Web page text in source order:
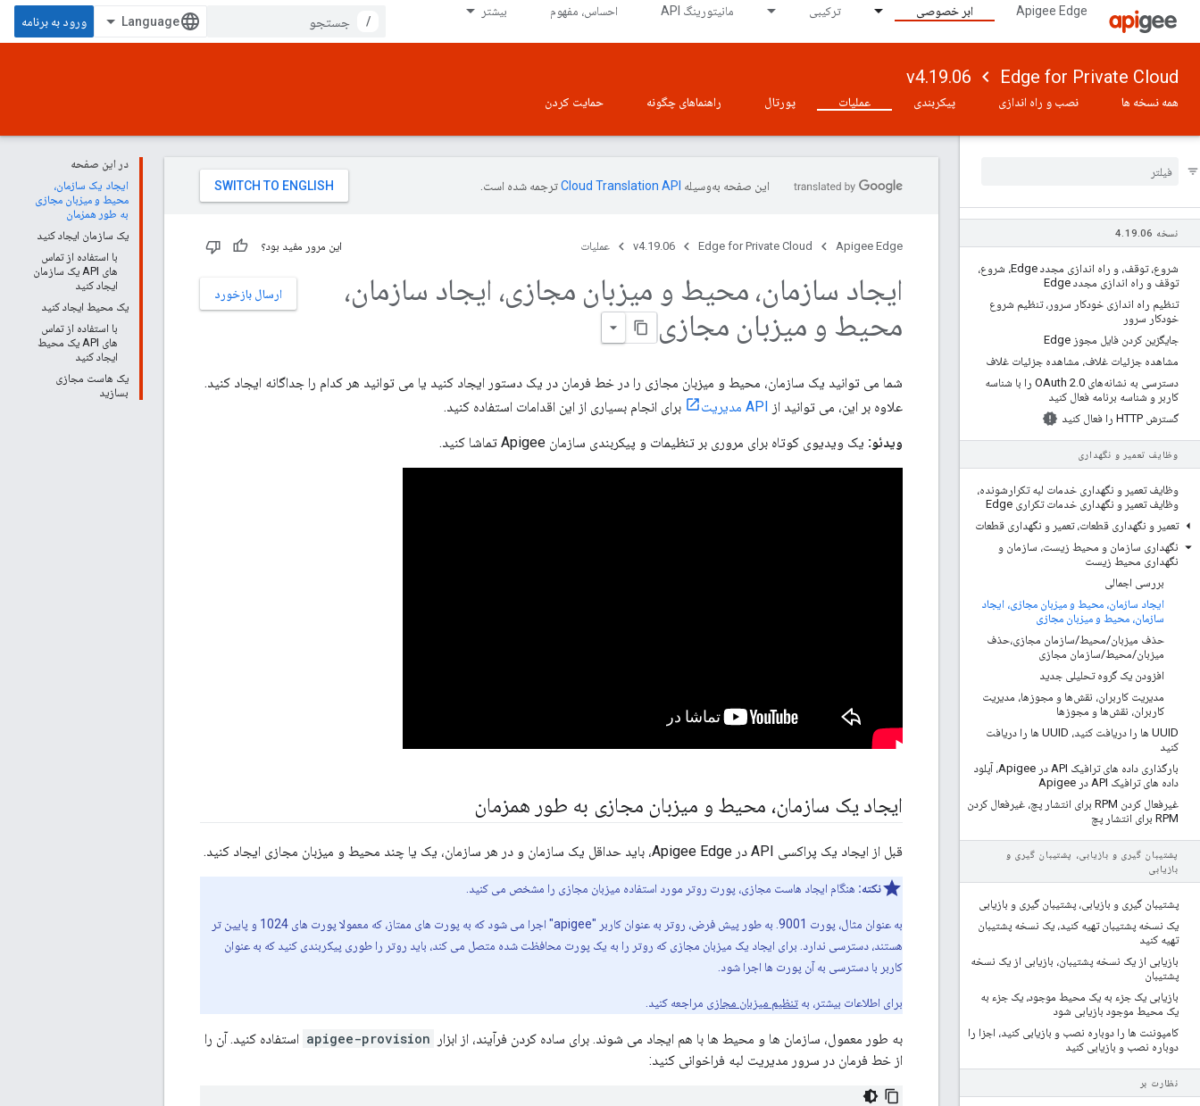
Apigee Edge ابر خصوصی ترکیبی مانیتورینگ API احساس، مفهوم بیشتر
/ ورود به برنامه
Edge for Private Cloud
v4.19.06
همه نسخه ها نصب و راه اندازی پیکربندی عملیات پورتال راهنماهای چگونه حمایت کردن
نسخه 4 .19.06
شروع، توقف، و راه اندازی مجدد Edge، شروع،
توقف و راه اندازی مجدد Edge
تنظیم راه اندازی خودکار سرور، تنظیم شروع
خودکار سرور
جایگزین کردن فایل مجوز Edge
مشاهده جزئیات غلاف، مشاهده جزئیات غلاف
دسترسی به نشانه‌های OAuth 2
.
0 را با شناسه
کاربر و شناسه برنامه فعال کنید
گسترش HTTP را فعال کنید
وظایف تعمیر و نگهداری
وظایف تعمیر و نگهداری خدمات لبه تکرارشونده،
وظایف تعمیر و نگهداری خدمات تکراری Edge
تعمیر و نگهداری قطعات، تعمیر و نگهداری قطعات
نگهداری سازمان و محیط زیست، سازمان و
نگهداری محیط زیست
بررسی اجمالی
ایجاد سازمان، محیط و میزبان مجازی، ایجاد
سازمان، محیط و میزبان مجازی
حذف میزبان/محیط/سازمان مجازی،حذف
میزبان/محیط/سازمان مجازی
افزودن یک گروه تحلیلی جدید
مدیریت کاربران، نقش‌ها و مجوزها، مدیریت
کاربران، نقش‌ها و مجوزها
UUID ها را دریافت کنید، UUID ها را دریافت
کنید
بارگذاری داده های ترافیک API در Apigee، آپلود
داده های ترافیک API در Apigee
غیرفعال کردن RPM برای انتشار پچ، غیرفعال کردن
RPM برای انتشار پچ
پشتیبان گیری و بازیابی، پشتیبان گیری و
بازیابی
پشتیبان گیری و بازیابی، پشتیبان گیری و بازیابی
یک نسخه پشتیبان تهیه کنید، یک نسخه پشتیبان
تهیه کنید
بازیابی از یک نسخه پشتیبان، بازیابی از یک نسخه
پشتیبان
بازیابی یک جزء به یک محیط موجود، یک جزء به
یک محیط موجود بازیابی شود
کامپوننت ها را دوباره نصب و بازیابی کنید، اجزا را
دوباره نصب و بازیابی کنید
نظارت بر
در این صفحه
ایجاد یک سازمان،
محیط و میزبان مجازی
به طور همزمان
یک سازمان ایجاد کنید
با استفاده از تماس
های API یک سازمان
ایجاد کنید
یک محیط ایجاد کنید
با استفاده از تماس
های API یک محیط
ایجاد کنید
یک هاست مجازی
بسازید
این صفحه به‌وسیله ترجمه شده است.
Apigee Edge
Edge for Private Cloud
v4.19.06 عملیات این مرور مفید بود؟
ارسال بازخورد
ایجاد سازمان، محیط و میزبان مجازی، ایجاد سازمان،
محیط و میزبان مجازی
شما می توانید یک سازمان، محیط و میزبان مجازی را در خط فرمان در یک دستور ایجاد کنید یا می توانید هر کدام را جداگانه ایجاد کنید.
علاوه بر این، می توانید از API مدیریت برای انجام بسیاری از این اقدامات استفاده کنید.
ویدئو: یک ویدیوی کوتاه برای مروری بر تنظیمات و پیکربندی سازمان Apigee تماشا کنید.
ایجاد یک سازمان، محیط و میزبان مجازی به طور همزمان
قبل از ایجاد یک پراکسی API در Apigee Edge، باید حداقل یک سازمان و در هر سازمان، یک یا چند محیط و میزبان مجازی ایجاد کنید.
نکته: هنگام ایجاد هاست مجازی، پورت روتر مورد استفاده میزبان مجازی را مشخص می کنید.
به عنوان مثال، پورت 9001. به طور پیش فرض، روتر به عنوان کاربر "apigee" اجرا می شود که به پورت های ممتاز، که معمولا پورت های 1024 و پایین تر
هستند، دسترسی ندارد. برای ایجاد یک میزبان مجازی که روتر را به یک پورت محافظت شده متصل می کند، باید روتر را طوری پیکربندی کنید که به عنوان
کاربر با دسترسی به آن پورت ها اجرا شود.
برای اطلاعات بیشتر، به تنظیم میزبان مجازی مراجعه کنید.
به طور معمول، سازمان ها و محیط ها با هم ایجاد می شوند. برای ساده کردن فرآیند، از ابزار apigee-provision استفاده کنید. آن را
از خط فرمان در سرور مدیریت لبه فراخوانی کنید: